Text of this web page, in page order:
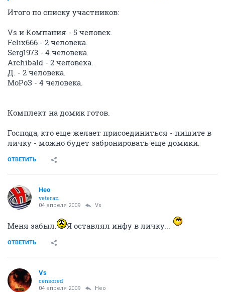
Итого по списку участников:
Vs и Компания - 5 человек.
Felix666 - 2 человека.
Serg1973 - 4 человека.
Archibald - 2 человека.
Д. - 2 человека.
МоРоЗ - 4 человека.
Комплект на домик готов.
Господа, кто еще желает присоединиться - пишите в
личку - можно будет забронировать еще домики.
ОТВЕТИТЬ
Heo
veteran
04 апреля 2009 Vs
Меня забыл. Я оставлял инфу в личку...
ОТВЕТИТЬ
Vs
censored
04 апреля 2009 Heo